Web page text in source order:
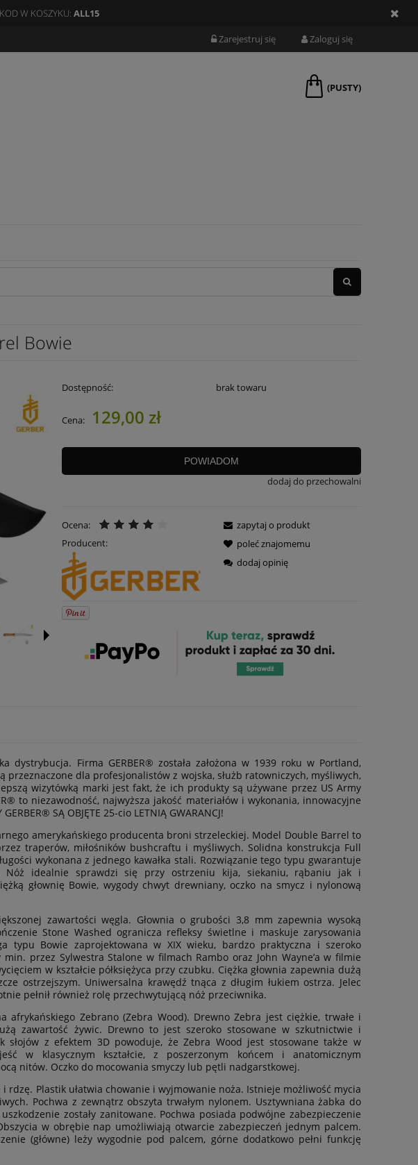
W KOSZYKU: ALL15
Zarejestruj się Zaloguj się
(PUSTY)
Bowie
Dostępność: brak towaru
Cena: 129,00 zł
POWIADOM
dodaj do przechowalni
Ocena:
Producent:
zapytaj o produkt
poleć znajomemu
dodaj opinię
dystrybucja. Firma GERBER® została założona w 1939 roku w Portland,
przeznaczone dla profesjonalistów z wojska, służb ratowniczych, myśliwych,
wizytówką marki jest fakt, że ich produkty są używane przez US Army
to niezawodność, najwyższa jakość materiałów i wykonania, innowacyjne
SĄ OBJĘTE 25-cio LETNIĄ GWARANCJ!
amerykańskiego producenta broni strzeleckiej. Model Double Barrel to
traperów, miłośników bushcraftu i myśliwych. Solidna konstrukcja Full
wykonana z jednego kawałka stali. Rozwiązanie tego typu gwarantuje
Nóż idealnie sprawdzi się przy ostrzeniu kija, siekaniu, rąbaniu jak i
głownię Bowie, wygody chwyt drewniany, oczko na smycz i nylonową
zawartości węgla. Głownia o grubości 3,8 mm zapewnia wysoką
Stone Washed ogranicza refleksy świetlne i maskuje zarysowania
typu Bowie zaprojektowana w XIX wieku, bardzo praktyczna i szeroko
przez Sylwestra Stalone w filmach Rambo oraz John Wayne’a w filmie
w kształcie półksiężyca przy czubku. Ciężka głownia zapewnia dużą
ostrzejszym. Uniwersalna krawędź tnąca z długim łukiem ostrza. Jelec
pełnił również rolę przechwytującą nóż przeciwnika.
afrykańskiego Zebrano (Zebra Wood). Drewno Zebra jest ciężkie, trwałe i
zawartość żywic. Drewno to jest szeroko stosowane w szkutnictwie i
słojów z efektem 3D powoduje, że Zebra Wood jest stosowane także w
w klasycznym kształcie, z poszerzonym końcem i anatomicznym
nitów. Oczko do mocowania smyczy lub pętli nadgarstkowej.
rdzę. Plastik ułatwia chowanie i wyjmowanie noża. Istnieje możliwość mycia
Pochwa z zewnątrz obszyta trwałym nylonem. Usztywniana żabka do
zostały zanitowane. Pochwa posiada podwójne zabezpieczenie
w obrębie nap umożliwiają otwarcie zabezpieczeń jednym palcem.
(główne) leży wygodnie pod palcem, górne dodatkowo pełni funkcję